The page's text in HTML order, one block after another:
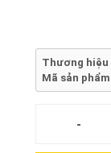
Thương hiệu
Mã sản phẩm